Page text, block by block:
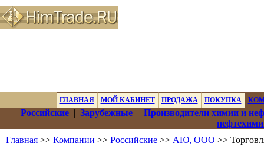
ГЛАВНАЯ МОЙ КАБИНЕТ ПРОДАЖА ПОКУПКА
Российские| Зарубежные| Производители химии и
Главная >> Компании >> Российские >> АЮ, ООО >>